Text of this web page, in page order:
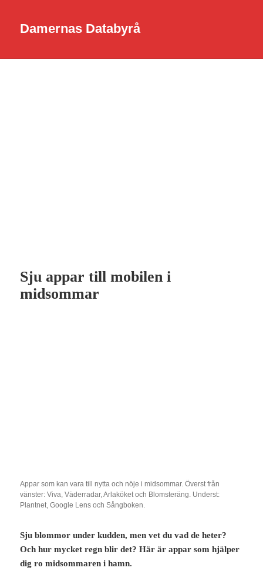
Damernas Databyrå
Sju appar till mobilen i
midsommar
Appar som kan vara till nytta och nöje i midsommar. Överst från
vänster: Viva, Väderradar, Arlaköket och Blomsteräng. Underst:
Plantnet, Google Lens och Sångboken.
Sju blommor under kudden, men vet du vad de heter?
Och hur mycket regn blir det? Här är appar som hjälper
dig ro midsommaren i hamn.